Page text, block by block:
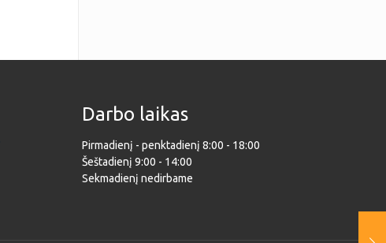
Darbo laikas
Pirmadienį - penktadienį 8:00 - 18:00
Šeštadienį 9:00 - 14:00
Sekmadienį nedirbame